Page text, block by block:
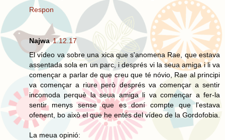
Respon
Najwa 1.12.17
El vídeo va sobre una xica que s'anomena Rae, que estava
assentada sola en un parc, i després vi la seua amiga i li va
començar a parlar de que creu que té nóvio, Rae al principi
va començar a riure però després va començar a sentir
incomoda perquè la seua amiga li va començar a fer-la
sentir menys sense que es doní compte que l'estava
ofenent, bo això el que he entés del vídeo de la Gordofobia.
La meua opinió: